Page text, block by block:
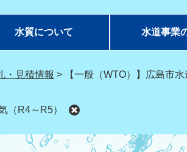
カ
ス
タ
水質について 水道事業
・見積情報 >
【一般（WTO）】広島市
（R4～R5）